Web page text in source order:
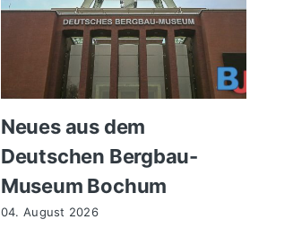
Neues aus dem
Deutschen Bergbau-
Museum Bochum
04. August 2026